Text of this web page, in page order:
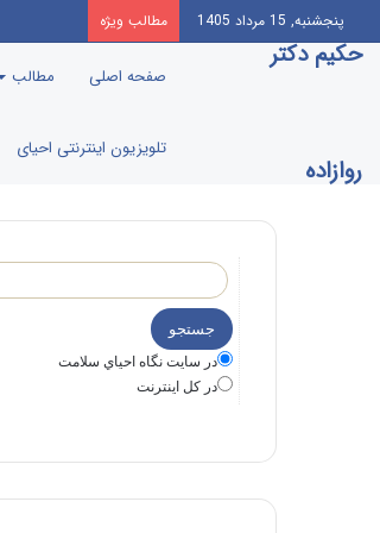
پنجشنبه, 15 مرداد 1405 مطالب ویژه
حکیم دکتر
روازاده
صفحه اصلی مطالب
تلویزیون اینترنتی احیای
در سايت نگاه احياي سلامت
در كل اينترنت